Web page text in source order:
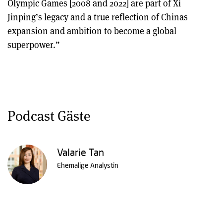
Olympic Games [2008 and 2022] are part of Xi
Jinping’s legacy and a true reflection of Chinas
expansion and ambition to become a global
superpower.”
Podcast Gäste
Valarie Tan
Ehemalige Analystin